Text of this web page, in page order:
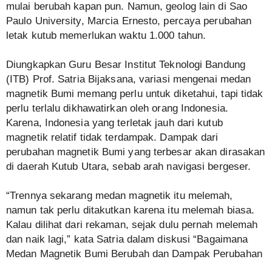
mulai berubah kapan pun. Namun, geolog lain di Sao
Paulo University, Marcia Ernesto, percaya perubahan
letak kutub memerlukan waktu 1.000 tahun.
Diungkapkan Guru Besar Institut Teknologi Bandung
(ITB) Prof. Satria Bijaksana, variasi mengenai medan
magnetik Bumi memang perlu untuk diketahui, tapi tidak
perlu terlalu dikhawatirkan oleh orang Indonesia.
Karena, Indonesia yang terletak jauh dari kutub
magnetik relatif tidak terdampak. Dampak dari
perubahan magnetik Bumi yang terbesar akan dirasakan
di daerah Kutub Utara, sebab arah navigasi bergeser.
“Trennya sekarang medan magnetik itu melemah,
namun tak perlu ditakutkan karena itu melemah biasa.
Kalau dilihat dari rekaman, sejak dulu pernah melemah
dan naik lagi,” kata Satria dalam diskusi “Bagaimana
Medan Magnetik Bumi Berubah dan Dampak Perubahan